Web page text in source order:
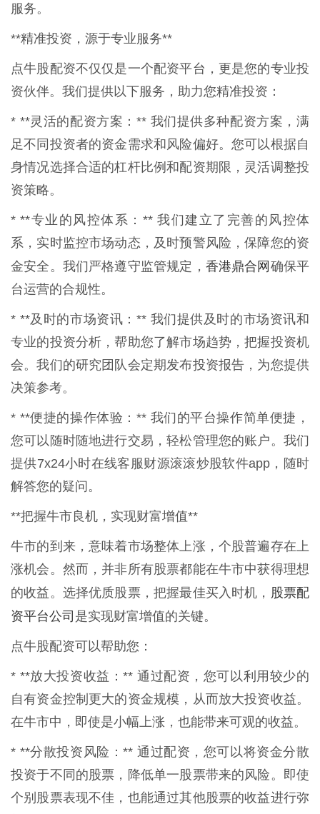
服务。
**精准投资，源于专业服务**
点牛股配资不仅仅是一个配资平台，更是您的专业投
资伙伴。我们提供以下服务，助力您精准投资：
* **灵活的配资方案：** 我们提供多种配资方案，满
足不同投资者的资金需求和风险偏好。您可以根据自
身情况选择合适的杠杆比例和配资期限，灵活调整投
资策略。
* **专业的风控体系：** 我们建立了完善的风控体
系，实时监控市场动态，及时预警风险，保障您的资
金安全。我们严格遵守监管规定， 香港鼎合网确保平
台运营的合规性。
* **及时的市场资讯：** 我们提供及时的市场资讯和
专业的投资分析，帮助您了解市场趋势，把握投资机
会。我们的研究团队会定期发布投资报告，为您提供
决策参考。
* **便捷的操作体验：** 我们的平台操作简单便捷，
您可以随时随地进行交易，轻松管理您的账户。我们
提供7x24小时在线客服财源滚滚炒股软件app，随时
解答您的疑问。
**把握牛市良机，实现财富增值**
牛市的到来，意味着市场整体上涨，个股普遍存在上
涨机会。然而，并非所有股票都能在牛市中获得理想
的收益。选择优质股票，把握最佳买入时机， 股票配
资平台公司 是实现财富增值的关键。
点牛股配资可以帮助您：
* **放大投资收益：** 通过配资，您可以利用较少的
自有资金控制更大的资金规模，从而放大投资收益。
在牛市中，即使是小幅上涨，也能带来可观的收益。
* **分散投资风险：** 通过配资，您可以将资金分散
投资于不同的股票，降低单一股票带来的风险。即使
个别股票表现不佳，也能通过其他股票的收益进行弥